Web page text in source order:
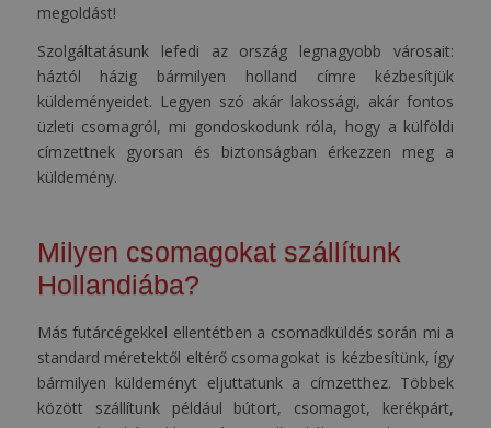
megoldást!
Szolgáltatásunk lefedi az ország legnagyobb városait:
háztól házig bármilyen holland címre kézbesítjük
küldeményeidet. Legyen szó akár lakossági, akár fontos
üzleti csomagról, mi gondoskodunk róla, hogy a külföldi
címzettnek gyorsan és biztonságban érkezzen meg a
küldemény.
Milyen csomagokat szállítunk
Hollandiába?
Más futárcégekkel ellentétben a csomadküldés során mi a
standard méretektől eltérő csomagokat is kézbesítünk, így
bármilyen küldeményt eljuttatunk a címzetthez. Többek
között szállítunk például bútort, csomagot, kerékpárt,